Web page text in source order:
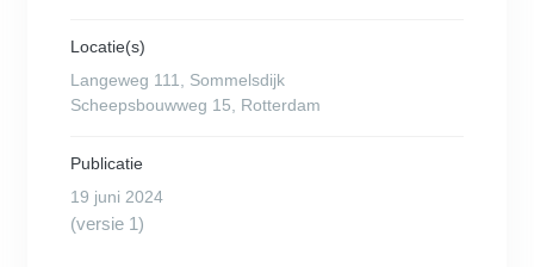
Locatie(s)
Langeweg 111, Sommelsdijk
Scheepsbouwweg 15, Rotterdam
Publicatie
19 juni 2024
(versie 1)